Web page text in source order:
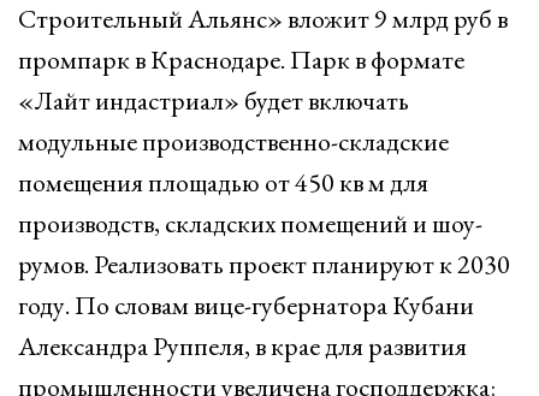
Строительный Альянс» вложит 9 млрд руб в
промпарк в Краснодаре. Парк в формате
«Лайт индастриал» будет включать
модульные производственно-складские
помещения площадью от 450 кв м для
производств, складских помещений и шоу-
румов. Реализовать проект планируют к 2030
году. По словам вице-губернатора Кубани
Александра Руппеля, в крае для развития
промышленности увеличена господдержка: